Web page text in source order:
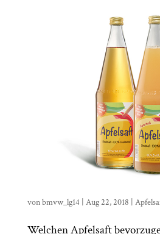
vonbmvw_lg14 Aug 22, 2018
Welchen Apfelsaft